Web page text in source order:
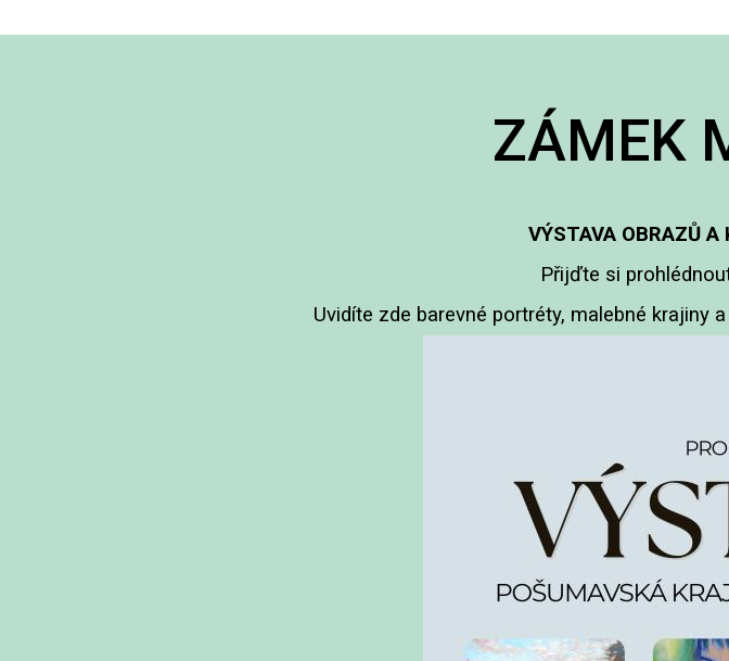
ZÁMEK
VÝSTAVA OBRAZŮ A
Přijďte si
Uvidíte zde barevné portréty, malebné krajiny